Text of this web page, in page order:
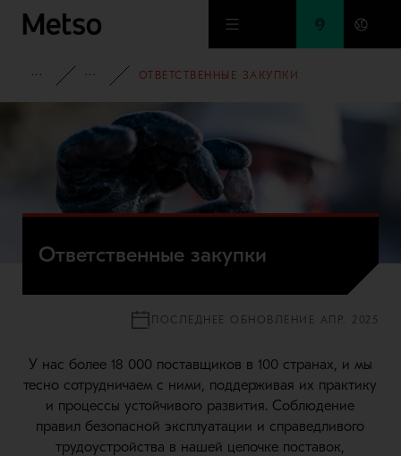
Перейти к основному содержимому
О КОМПАНИИУСТОЙЧИВОЕ РАЗВИТИЕ
ОТВЕТСТВЕННЫЕ ЗАКУПКИ
Ответственные закупки
ПОСЛЕДНЕЕ ОБНОВЛЕНИЕ АПР. 2025
У нас более 18 000 поставщиков в 100 странах, и мы
тесно сотрудничаем с ними, поддерживая их практику
и процессы устойчивого развития. Соблюдение
правил безопасной эксплуатации и справедливого
трудоустройства в нашей цепочке поставок,